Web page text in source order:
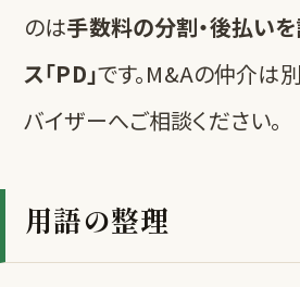
のは手数料の分割・後払い
ス「PD」です。M&Aの仲介は
バイザーへご相談ください。
用語の整理